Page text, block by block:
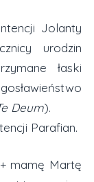
Jolanty
urodzin
łaski
Deum).
Parafian.
mamę Martę